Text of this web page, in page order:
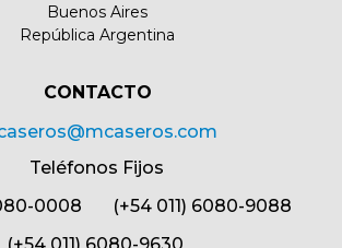
Buenos Aires
República Argentina
CONTACTO​
Teléfonos Fijos
0008 (+54 011) 6080-9088